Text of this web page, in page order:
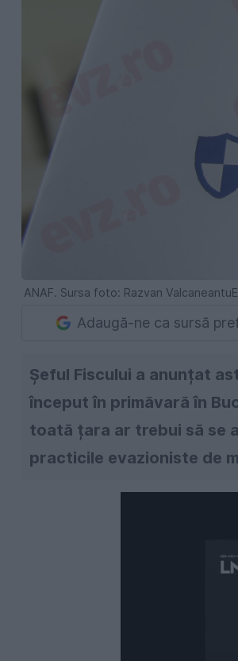
ANAF. Sursa foto: Razvan
Adaugă-ne ca sursă
Șeful Fiscului a anunțat
început în primăvară în
toată țara ar trebui să se
practicile evazioniste de